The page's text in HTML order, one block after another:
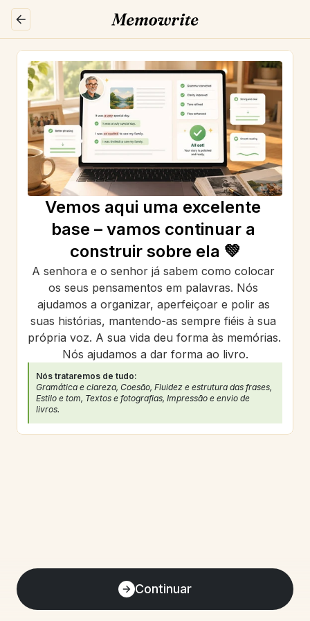
Continuar
Vemos aqui uma excelente
base – vamos continuar a
construir sobre ela 💚
A senhora e o senhor já sabem como colocar
os seus pensamentos em palavras. Nós
ajudamos a organizar, aperfeiçoar e polir as
suas histórias, mantendo-as sempre fiéis à sua
própria voz. A sua vida deu forma às memórias.
Nós ajudamos a dar forma ao livro.
Nós trataremos de tudo:
Gramática e clareza, Coesão, Fluidez e estrutura das frases,
Estilo e tom, Textos e fotografias, Impressão e envio de
livros.